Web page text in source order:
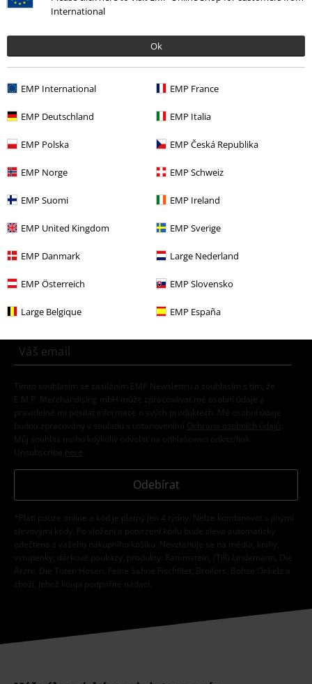
International
Ok
EMP International EMP France
EMP Deutschland EMP Italia
EMP Polska EMP Česká Republika
EMP Norge EMP Schweiz
EMP Suomi EMP Ireland
EMP United Kingdom EMP Sverige
EMP Danmark Large Nederland
EMP Österreich EMP Slovensko
Large Belgique EMP España
Kč 439,00
Filmy & seriály Oblečení Trička a topy Trička
Filmy & seriály Filmy & seriály Friday the 13th
Oblečení & doplňky
Oblečení Trička a topy
Témata Černé oblečení černé trička
E-Mail Newsletter
teď!Více
Tímto souhlasím se zasíláním EMP Newslettru a souhlasím s tím, že
E.M.P. Merchandising mbH může zpracovávat mé osobní údaje a
pravidelně mi posílat informace o svých produktech. Mé osobní údaje
budou zpracovány v souladu s ustanoveními
Ochrana osobních údajů
Můj souhlas mohu kdykoliv odvolat na odhlašovací odkaz/link.
Unsubscribe here
Odebírat
*Platí pouze online a kód je platný jen 4 týdny. Nelze kombinovat s jinými
slevovými kódy. Po vložení a potvrzení kódu bude sleva automaticky
odečtena z vašeho nákupního košíku. Nevztahuje se na média, knihy,
vstupenky, dárkové poukazy, produkty: Rammstein, (Till) Lindemann, Die
Ärzte, Die Toten Hosen, Feine Sahne Fischfilet, Broilers, Böhse Onkelz a
zboží, jehož koupí podpoříte nadaci.